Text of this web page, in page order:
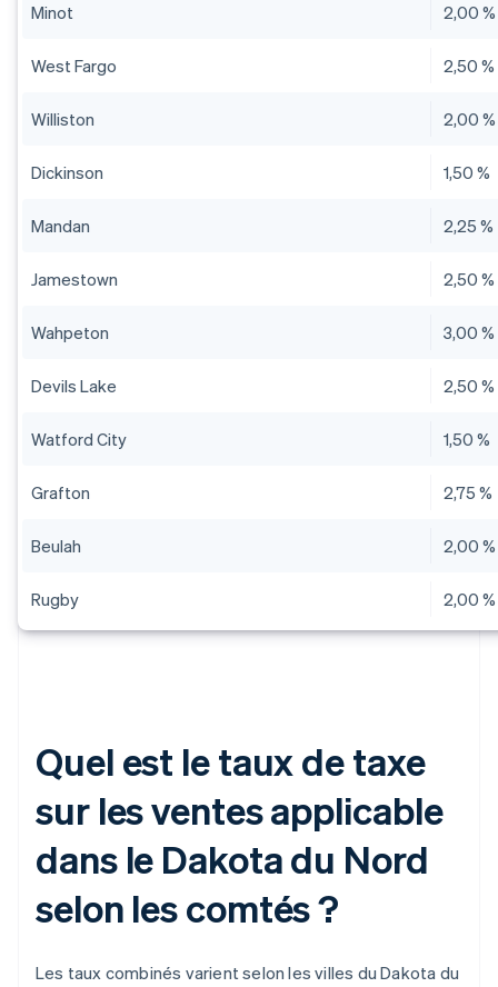
Minot 2,00 %
West Fargo 2,50 %
Williston 2,00 %
Dickinson 1,50 %
Mandan 2,25 %
Jamestown 2,50 %
Wahpeton 3,00 %
Devils Lake 2,50 %
Watford City 1,50 %
Grafton 2,75 %
Beulah 2,00 %
Rugby 2,00 %
Quel est le taux de taxe
sur les ventes applicable
dans le Dakota du Nord
selon les comtés ?
Les taux combinés varient selon les villes du Dakota du